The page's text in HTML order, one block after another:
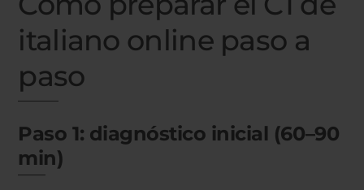
italiano online paso a
paso
Paso 1: diagnóstico inicial (60–90
min)